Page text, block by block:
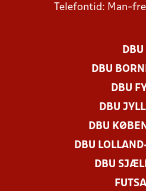
Telefontid: Man-
DBU
DBU
DBU
DBU
DBU
DBU
DBU